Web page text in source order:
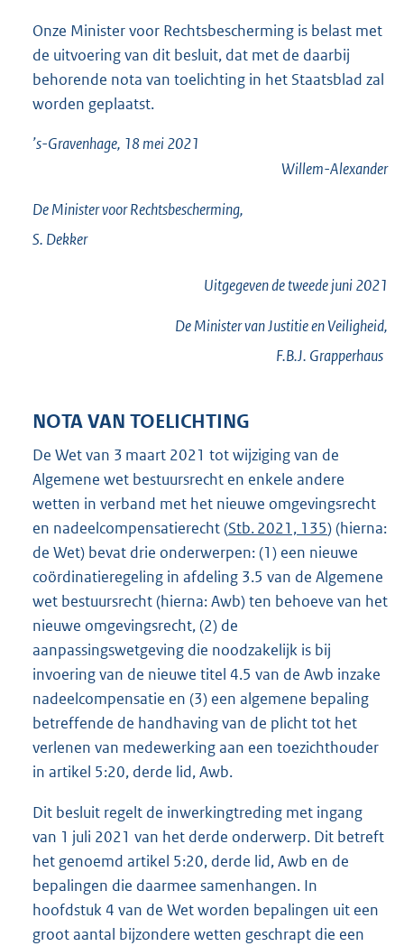
Onze Minister voor Rechtsbescherming is belast met
de uitvoering van dit besluit, dat met de daarbij
behorende nota van toelichting in het Staatsblad zal
worden geplaatst.
’s-Gravenhage, 18 mei 2021
Willem-Alexander
De Minister voor Rechtsbescherming,
S. Dekker
Uitgegeven detweedejuni 2021
De Minister van Justitie en Veiligheid,
F.B.J. Grapperhaus
NOTA VAN TOELICHTING
De Wet van 3 maart 2021 tot wijziging van de
Algemene wet bestuursrecht en enkele andere
wetten in verband met het nieuwe omgevingsrecht
en nadeelcompensatierecht (Stb. 2021, 135) (hierna:
de Wet) bevat drie onderwerpen: (1) een nieuwe
coördinatieregeling in afdeling 3.5 van de Algemene
wet bestuursrecht (hierna: Awb) ten behoeve van het
nieuwe omgevingsrecht, (2) de
aanpassingswetgeving die noodzakelijk is bij
invoering van de nieuwe titel 4.5 van de Awb inzake
nadeelcompensatie en (3) een algemene bepaling
betreffende de handhaving van de plicht tot het
verlenen van medewerking aan een toezichthouder
in artikel 5:20, derde lid, Awb.
Dit besluit regelt de inwerkingtreding met ingang
van 1 juli 2021 van het derde onderwerp. Dit betreft
het genoemd artikel 5:20, derde lid, Awb en de
bepalingen die daarmee samenhangen. In
hoofdstuk 4 van de Wet worden bepalingen uit een
groot aantal bijzondere wetten geschrapt die een